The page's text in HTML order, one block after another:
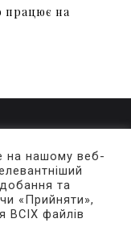
працює на
державну
інформації
Думки
з точкою
на нашому веб-
та
«Прийняти»,
ВСІХ файлів